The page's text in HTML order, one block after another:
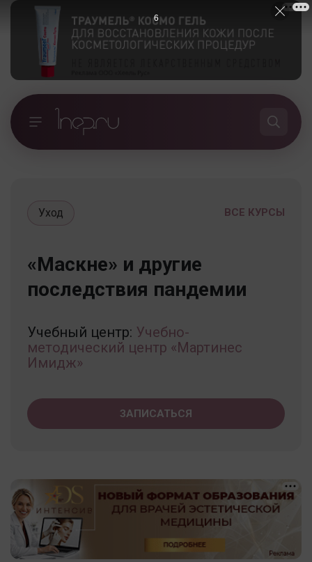
ВСЕ КУРСЫ
Уход
«Маскне» и другие
последствия пандемии
Учебный центр: Учебно-
методический центр «Мартинес
Имидж»
ЗАПИСАТЬСЯ
5